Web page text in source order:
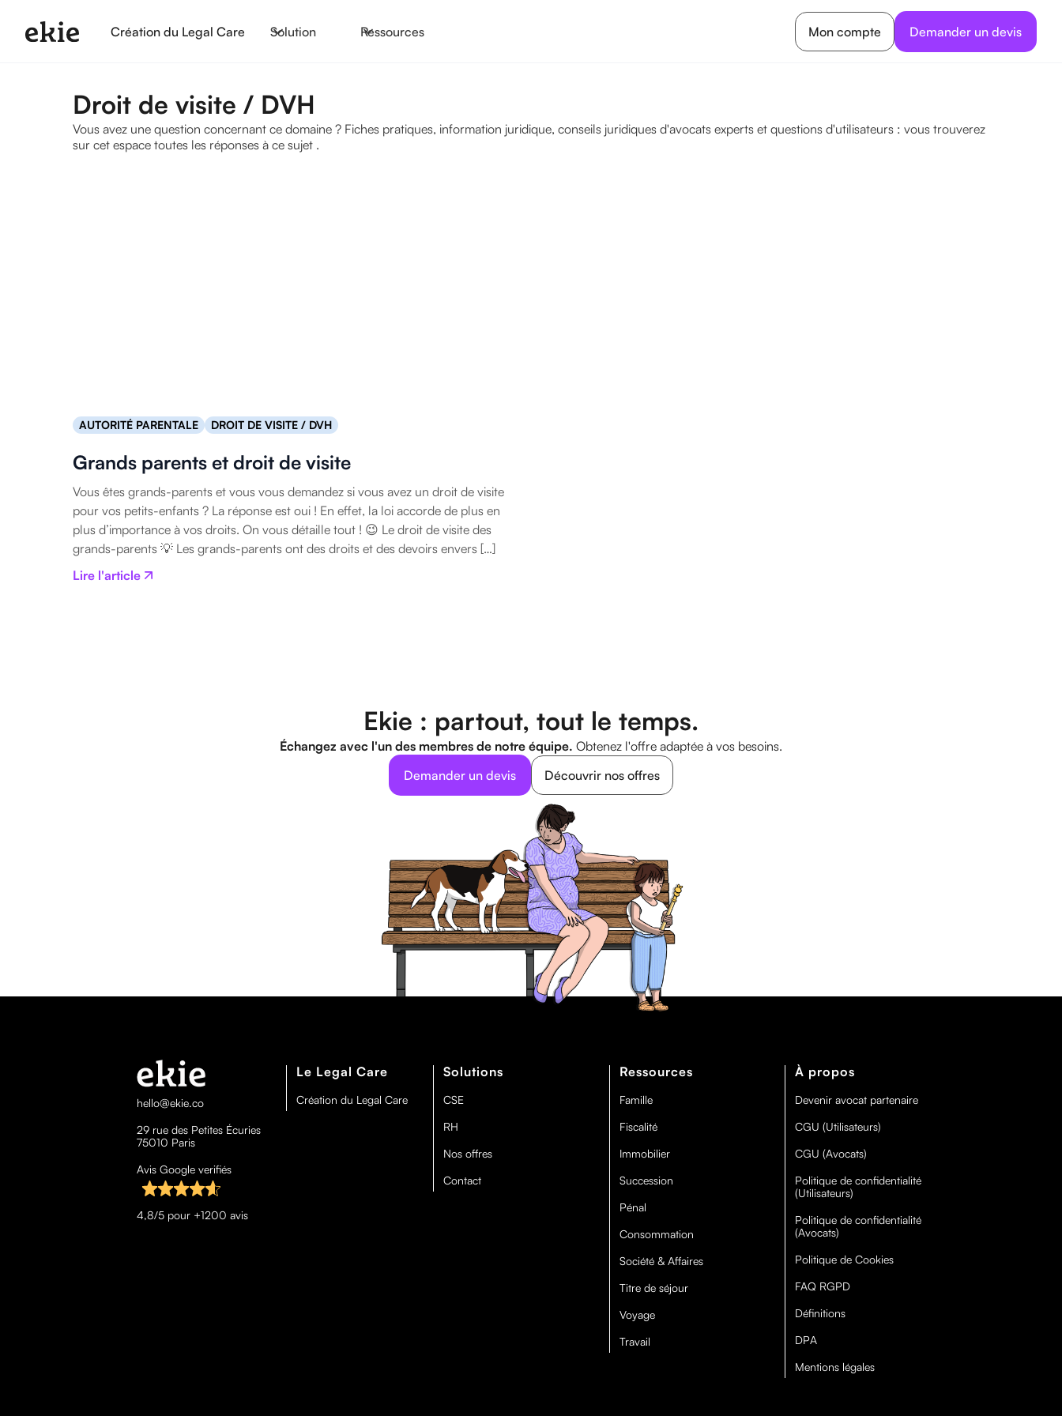
Création du Legal Care Solution Ressources Mon compte Demander un devis
Droit de visite / DVH
Vous avez une question concernant ce domaine ? Fiches pratiques, information juridique, conseils juridiques d'avocats experts et questions d'utilisateurs : vous trouverez
sur cet espace toutes les réponses à ce sujet .
AUTORITÉ PARENTALE DROIT DE VISITE / DVH
Grands parents et droit de visite
Vous êtes grands-parents et vous vous demandez si vous avez un droit de visite
pour vos petits-enfants ? La réponse est oui ! En effet, la loi accorde de plus en
plus d’importance à vos droits. On vous détaille tout ! 😉 Le droit de visite des
grands-parents 💡 Les grands-parents ont des droits et des devoirs envers […]
Lire l'article
Ekie : partout, tout le temps.
Échangez avec l'un des membres de notre équipe. Obtenez l'offre adaptée à vos besoins.
Demander un devis
Découvrir nos offres
hello@ekie.co
29 rue des Petites Écuries
75010 Paris
Avis Google verifiés
4,8/5 pour +1200 avis
Le Legal Care
Création du Legal Care
Solutions
CSE
RH
Nos offres
Contact
Ressources
Famille
Fiscalité
Immobilier
Succession
Pénal
Consommation
Société & Affaires
Titre de séjour
Voyage
Travail
À propos
Devenir avocat partenaire
CGU (Utilisateurs)
CGU (Avocats)
Politique de confidentialité
(Utilisateurs)
Politique de confidentialité
(Avocats)
Politique de Cookies
FAQ RGPD
Définitions
DPA
Mentions légales